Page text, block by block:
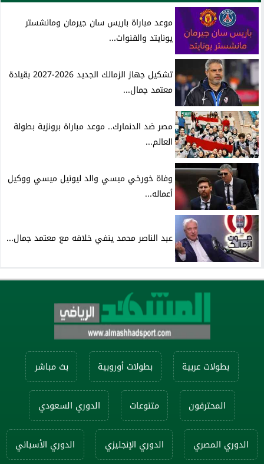
موعد مباراة باريس سان جيرمان ومانشستر
يونايتد والقنوات...
تشكيل جهاز الزمالك الجديد 2026-2027 بقيادة
معتمد جمال...
مصر ضد الدنمارك.. موعد مباراة برونزية بطولة
العالم...
وفاة خورخي ميسي والد ليونيل ميسي ووكيل
أعماله...
عبد الناصر محمد ينفي خلافه مع معتمد جمال...
بطولات عربية بطولات أوروبية بث مباشر
المحترفون متنوعات الدوري السعودي
الدوري المصري الدوري الإنجليزي الدوري الأسباني